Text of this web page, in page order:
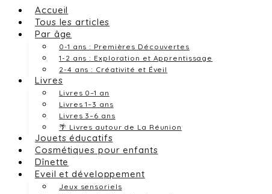
Accueil
Tous les articles
Par âge
0-1 ans : Premières Découvertes
1-2 ans : Exploration et Apprentissage
2-4 ans : Créativité et Éveil
Livres
Livres 0–1 an
Livres 1–3 ans
Livres 3–6 ans
🌴 Livres autour de La Réunion
Jouets éducatifs
Cosmétiques pour enfants
Dînette
Eveil et développement
Jeux sensoriels